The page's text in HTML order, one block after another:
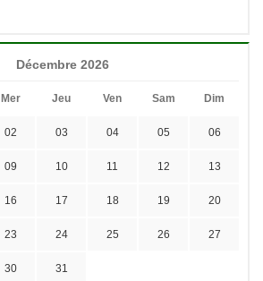
Décembre 2026
Mer Jeu Ven Sam Dim
02 03 04 05 06
09 10 11 12 13
16 17 18 19 20
23 24 25 26 27
30 31